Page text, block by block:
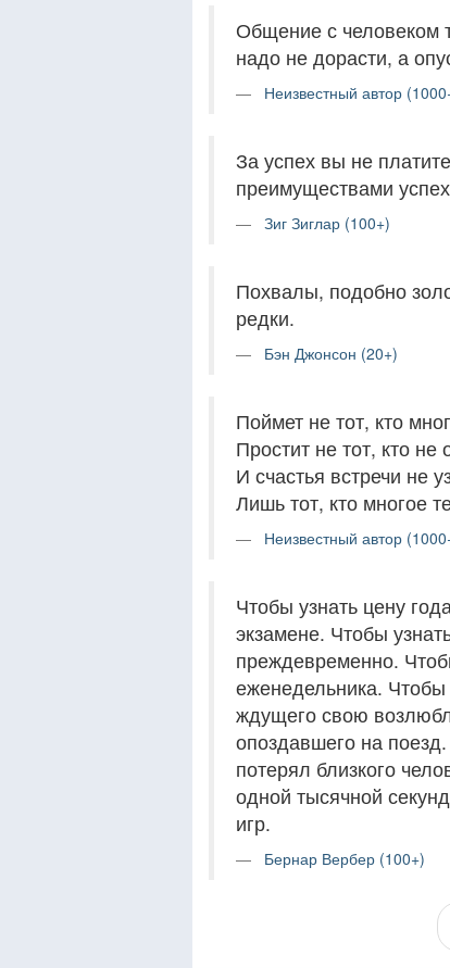
Общение с человеком
надо не дорасти, а
Неизвестный автор
За успех вы не
преимуществами
Зиг Зиглар (100+)
Похвалы, подобно
редки.
Бэн Джонсон (20+)
Поймет не тот, кто
Простит не тот, кто
И счастья встречи не
Лишь тот, кто многое
Неизвестный автор
Чтобы узнать цену
экзамене. Чтобы
преждевременно.
еженедельника. Чтобы
ждущего свою
опоздавшего на
потерял близкого
одной тысячной
игр.
Бернар Вербер (100+)